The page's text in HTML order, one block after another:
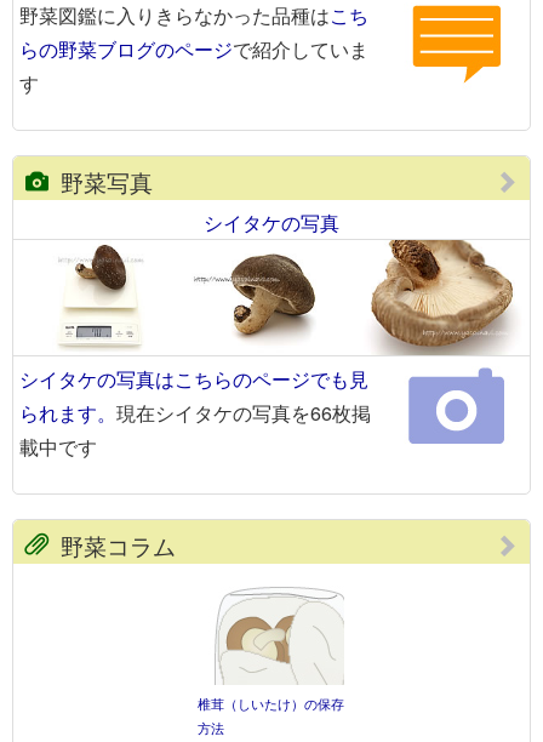
野菜図鑑に入りきらなかった品種はこち
らの野菜ブログのページで紹介していま
す
野菜写真
シイタケの写真
シイタケの写真はこちらのページでも見
られます。 現在シイタケの写真を66枚掲
載中です
野菜コラム
椎茸（しいたけ）の保存
方法